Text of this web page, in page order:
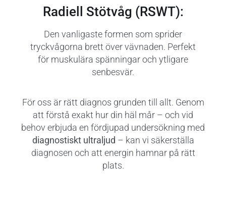
Radiell Stötvåg (RSWT):
Den vanligaste formen som sprider
tryckvågorna brett över vävnaden. Perfekt
för muskulära spänningar och ytligare
senbesvär.
För oss är rätt diagnos grunden till allt. Genom
att förstå exakt hur din häl mår – och vid
behov erbjuda en fördjupad undersökning med
diagnostiskt ultraljud – kan vi säkerställa
diagnosen och att energin hamnar på rätt
plats.